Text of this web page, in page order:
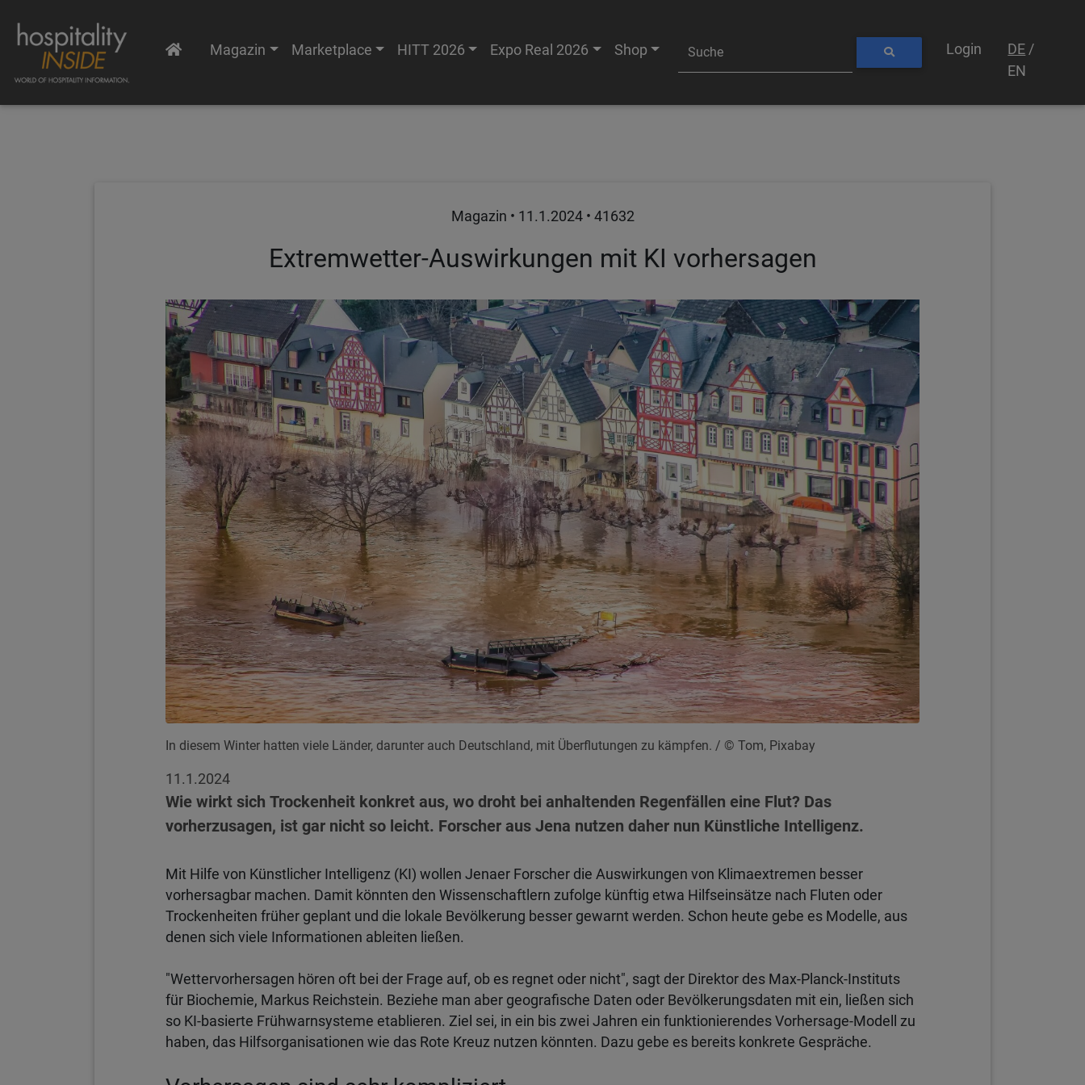
Magazin Marketplace HITT 2026 Expo Real 2026 Shop Login DE /
EN
Magazin • 11.1.2024• 41632
Extremwetter-Auswirkungen mit KI vorhersagen
In diesem Winter hatten viele Länder, darunter auch Deutschland, mit Überflutungen zu kämpfen. / © Tom, Pixabay
11.1.2024
Wie wirkt sich Trockenheit konkret aus, wo droht bei anhaltenden Regenfällen eine Flut? Das
vorherzusagen, ist gar nicht so leicht. Forscher aus Jena nutzen daher nun Künstliche Intelligenz.
Mit Hilfe von Künstlicher Intelligenz (KI) wollen Jenaer Forscher die Auswirkungen von Klimaextremen besser
vorhersagbar machen. Damit könnten den Wissenschaftlern zufolge künftig etwa Hilfseinsätze nach Fluten oder
Trockenheiten früher geplant und die lokale Bevölkerung besser gewarnt werden. Schon heute gebe es Modelle, aus
denen sich viele Informationen ableiten ließen.
"Wettervorhersagen hören oft bei der Frage auf, ob es regnet oder nicht", sagt der Direktor des Max-Planck-Instituts
für Biochemie, Markus Reichstein. Beziehe man aber geografische Daten oder Bevölkerungsdaten mit ein, ließen sich
so KI-basierte Frühwarnsysteme etablieren. Ziel sei, in ein bis zwei Jahren ein funktionierendes Vorhersage-Modell zu
haben, das Hilfsorganisationen wie das Rote Kreuz nutzen könnten. Dazu gebe es bereits konkrete Gespräche.